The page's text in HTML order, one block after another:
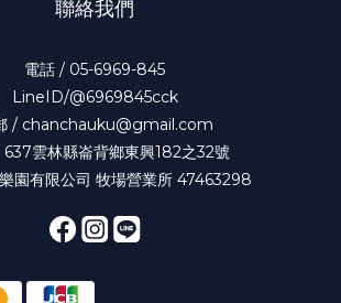
聯絡我們
電話 / 05-6969-845
LineID/@6969845cck
/ chanchauku@gmail.com
雲林縣崙背鄉東興182之32號
園有限公司 牧場營業所 47463298